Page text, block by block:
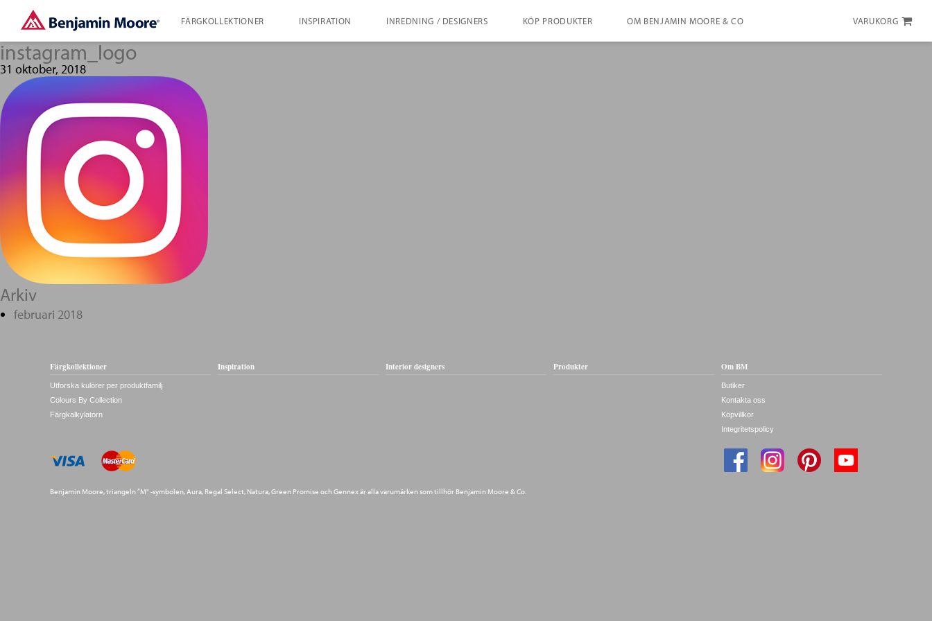
FÄRGKOLLEKTIONER INSPIRATION INREDNING / DESIGNERS KÖP PRODUKTER OM BENJAMIN MOORE & CO VARUKORG
instagram_logo
31 oktober, 2018
Arkiv
februari 2018
Färgkollektioner
Utforska kulörer per produktfamilj
Colours By Collection
Färgkalkylatorn
Inspiration Interior designers Produkter Om BM
Butiker
Kontakta oss
Köpvillkor
Integritetspolicy
Benjamin Moore, triangeln ”M" -symbolen, Aura, Regal Select, Natura, Green Promise och Gennex är alla varumärken som tillhör Benjamin Moore & Co.